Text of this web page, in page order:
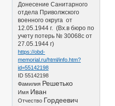
Донесение Санитарного
отдела Приволжского
военного округа от
12.05.1944 г. (Вх.в бюро по
учету потерь № 30068с от
27.05.1944 г)
https://obd-
memorial.ru/html/info.htm?
id=55142198
ID 55142198
Фамилия Решетько
Имя Иван
Отчество Гордеевич